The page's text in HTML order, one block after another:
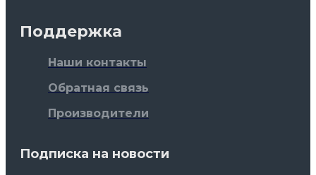
Поддержка
Наши контакты
Обратная связь
Производители
Подписка на новости